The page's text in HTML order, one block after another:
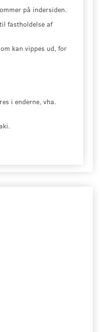
på indersiden.
fastholdelse af
kan vippes ud, for
i enderne, vha.